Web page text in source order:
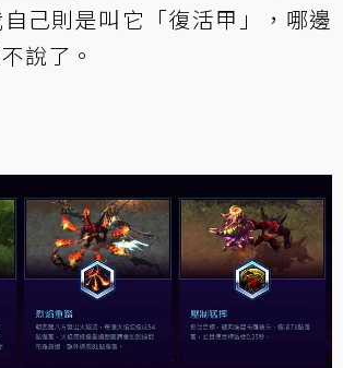
己則是叫它「復活甲」，哪邊
說了。